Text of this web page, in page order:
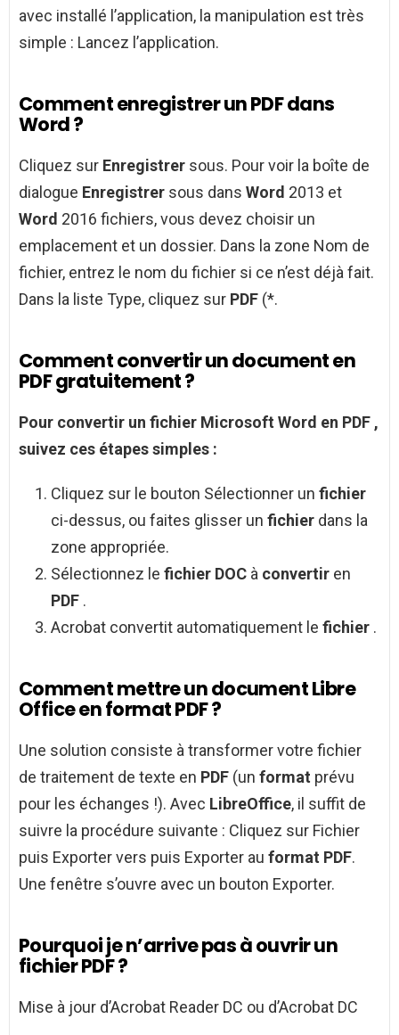
avec installé l’application, la manipulation est très
simple : Lancez l’application.
Comment enregistrer un PDF dans
Word ?
Cliquez sur Enregistrer sous. Pour voir la boîte de
dialogue Enregistrer sous dans Word 2013 et
Word 2016 fichiers, vous devez choisir un
emplacement et un dossier. Dans la zone Nom de
fichier, entrez le nom du fichier si ce n’est déjà fait.
Dans la liste Type, cliquez sur PDF (*.
Comment convertir un document en
PDF gratuitement ?
Pour convertir un fichier Microsoft Word en PDF ,
suivez ces étapes simples :
Cliquez sur le bouton Sélectionner un fichier
ci-dessus, ou faites glisser un fichier dans la
zone appropriée.
Sélectionnez le fichier DOC à convertir en
PDF .
Acrobat convertit automatiquement le fichier .
Comment mettre un document Libre
Office en format PDF ?
Une solution consiste à transformer votre fichier
de traitement de texte en PDF (un format prévu
pour les échanges !). Avec LibreOffice, il suffit de
suivre la procédure suivante : Cliquez sur Fichier
puis Exporter vers puis Exporter au format PDF.
Une fenêtre s’ouvre avec un bouton Exporter.
Pourquoi je n’arrive pas à ouvrir un
fichier PDF ?
Mise à jour d’Acrobat Reader DC ou d’Acrobat DC